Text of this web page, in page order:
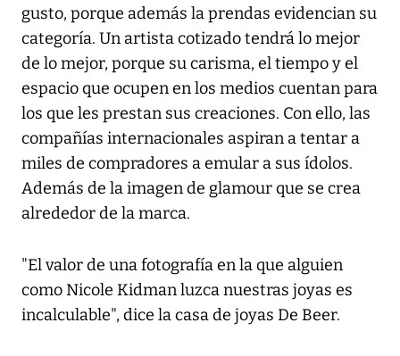
gusto, porque además la prendas evidencian su
categoría. Un artista cotizado tendrá lo mejor
de lo mejor, porque su carisma, el tiempo y el
espacio que ocupen en los medios cuentan para
los que les prestan sus creaciones. Con ello, las
compañías internacionales aspiran a tentar a
miles de compradores a emular a sus ídolos.
Además de la imagen de glamour que se crea
alrededor de la marca.
"El valor de una fotografía en la que alguien
como Nicole Kidman luzca nuestras joyas es
incalculable", dice la casa de joyas De Beer.